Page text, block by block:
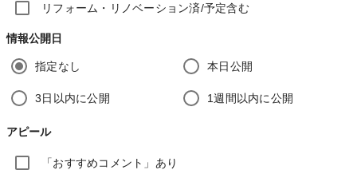
リフォーム・リノベーション済/予定含む
情報公開日
指定なし 本日公開
3日以内に公開 1週間以内に公開
アピール
「おすすめコメント」あり